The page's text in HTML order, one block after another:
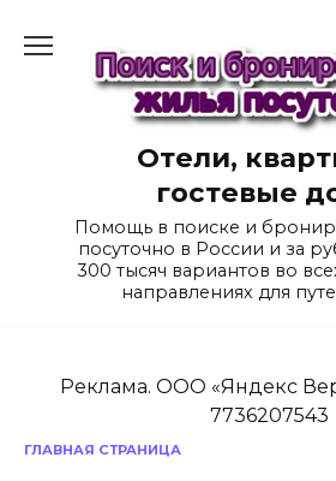
содержанию
Отели,
гостевые
Помощь в поиске и
посуточно в России и за
300 тысяч вариантов во
направлениях для
Реклама. ООО «Яндекс
7736207543
ГЛАВНАЯ СТРАНИЦА